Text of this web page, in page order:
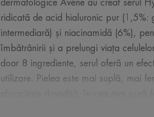
dermatologice Avène au creat serul
ridicată de acid hialuronic pur (1,5%:
intermediară) și niacinamidă (6%),
îmbătrânirii și a prelungi viața
doar 8 ingrediente, serul oferă un
utilizare. Pielea este mai suplă, mai